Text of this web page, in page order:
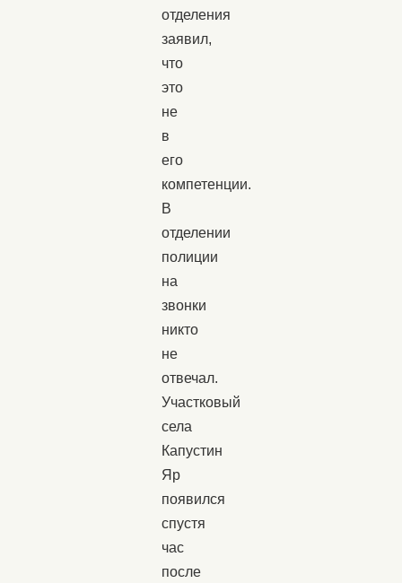
отделения
заявил,
что
это
не
в
его
компетенции.
В
отделении
полиции
на
звонки
никто
не
отвечал.
Участковый
села
Капустин
Яр
появился
спустя
час
после